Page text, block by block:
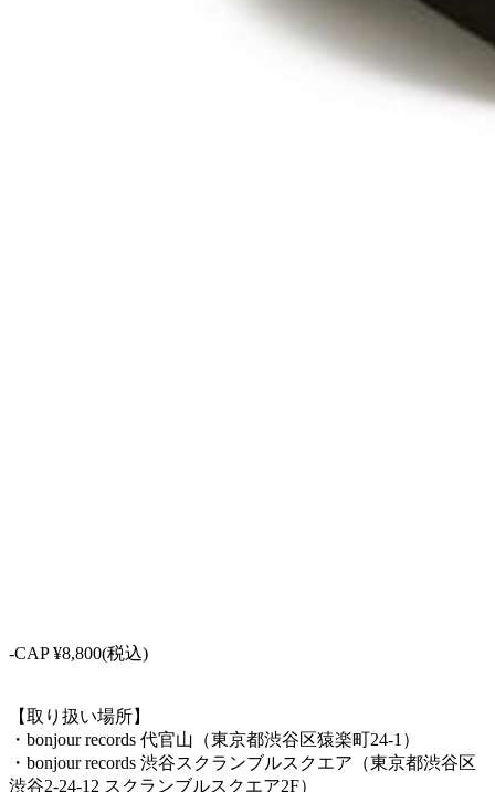
-CAP ¥8,800(税込)
【取り扱い場所】
・bonjour records 代官山（東京都渋谷区猿楽町24-1）
・bonjour records 渋谷スクランブルスクエア（東京都渋谷区
渋谷2-24-12 スクランブルスクエア2F）